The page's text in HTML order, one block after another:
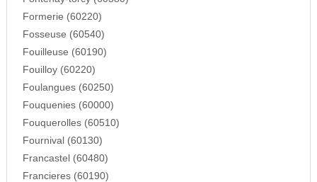
Formerie (60220)
Fosseuse (60540)
Fouilleuse (60190)
Fouilloy (60220)
Foulangues (60250)
Fouquenies (60000)
Fouquerolles (60510)
Fournival (60130)
Francastel (60480)
Francieres (60190)